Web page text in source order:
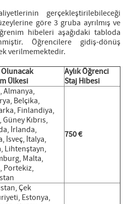
gerçekleştirilebileceği
göre 3 gruba ayrılmış ve
hibeleri aşağıdaki tabloda
Öğrencilere gidiş-dönüş
verilmemektedir.
Ülkesi
Aylık Öğrenci
Staj Hibesi
Almanya,
Belçika,
Finlandiya,
Kıbrıs,
İrlanda,
İsveç, İtalya,
Lihtenştayn,
Malta,
Portekiz,
750 €
Çek
Estonya,